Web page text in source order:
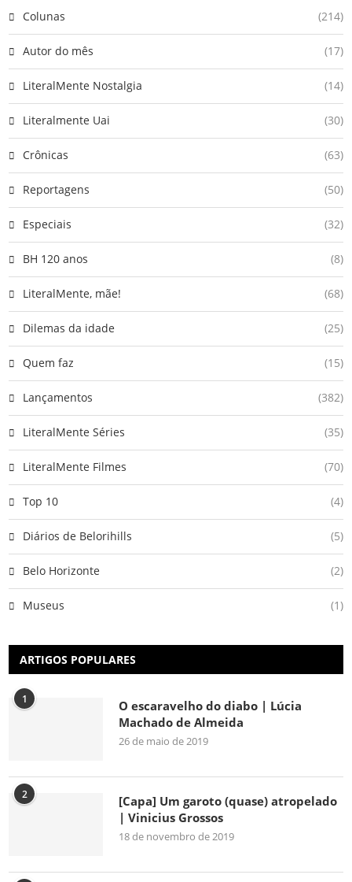
Colunas (214)
Autor do mês (17)
LiteralMente Nostalgia (14)
Literalmente Uai (30)
Crônicas (63)
Reportagens (50)
Especiais (32)
BH 120 anos (8)
LiteralMente, mãe! (68)
Dilemas da idade (25)
Quem faz (15)
Lançamentos (382)
LiteralMente Séries (35)
LiteralMente Filmes (70)
Top 10 (4)
Diários de Belorihills (5)
Belo Horizonte (2)
Museus (1)
ARTIGOS POPULARES
1
O escaravelho do diabo | Lúcia
Machado de Almeida
26 de maio de 2019
2
[Capa] Um garoto (quase) atropelado
| Vinicius Grossos
18 de novembro de 2019